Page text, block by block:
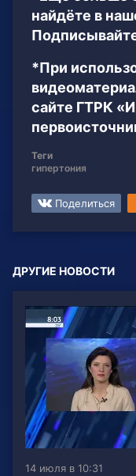
найдёте в
*При
сайте ГТРК
Теги
гипертония
Поделиться
ДРУГИЕ НОВОСТИ
14 июля в 10:31